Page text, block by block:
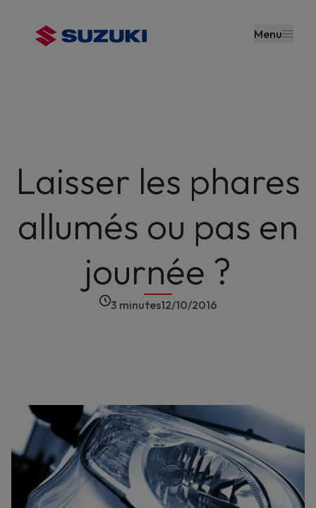
principal
Menu
Laisser les phares
allumés ou pas en
journée ?
3 minutes12/10/2016